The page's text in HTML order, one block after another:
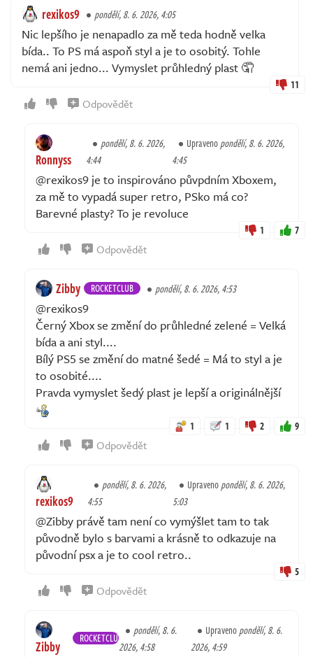
rexikos9 pondělí, 8. 6. 2026, 4:05
Nic lepšího je nenapadlo za mě teda hodně velka
bída.. To PS má aspoň styl a je to osobitý. Tohle
nemá ani jedno... Vymyslet průhledný plast 🤦
11
Odpovědět
Ronnyss
pondělí, 8. 6. 2026,
4:44
Upravenopondělí, 8. 6. 2026,
4:45
@rexikos9 je to inspirováno půvpdním Xboxem,
za mě to vypadá super retro, PSko má co?
Barevné plasty? To je revoluce
1 7
Odpovědět
Zibby ROCKETCLUB pondělí, 8. 6. 2026, 4:53
@rexikos9
Černý Xbox se změní do průhledné zelené = Velká
bída a ani styl....
Bílý PS5 se změní do matné šedé = Má to styl a je
to osobité....
Pravda vymyslet šedý plast je lepší a originálnější
1 1 2 9
Odpovědět
rexikos9
pondělí, 8. 6. 2026,
4:55
Upravenopondělí, 8. 6. 2026,
5:03
@Zibby právě tam není co vymýšlet tam to tak
původně bylo s barvami a krásně to odkazuje na
původní psx a je to cool retro..
5
Odpovědět
Zibby ROCKETCLUB
pondělí, 8. 6.
2026, 4:58
Upravenopondělí, 8. 6.
2026, 4:59